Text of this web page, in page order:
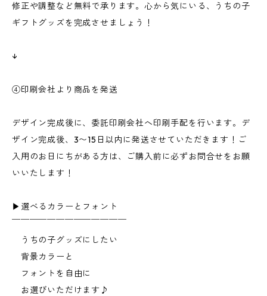
修正や調整など無料で承ります。心から気にいる、うちの子
ギフトグッズを完成させましょう！
↓
④印刷会社より商品を発送
デザイン完成後に、委託印刷会社へ印刷手配を行います。デ
ザイン完成後、3〜15日以内に発送させていただきます！ご
入用のお日にちがある方は、ご購入前に必ずお問合せをお願
いいたします！
▶︎選べるカラーとフォント
￣￣￣￣￣￣￣￣￣￣￣￣￣
うちの子グッズにしたい
背景カラーと
フォントを自由に
お選びいただけます♪